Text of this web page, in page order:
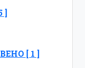
]
[ 1 ]